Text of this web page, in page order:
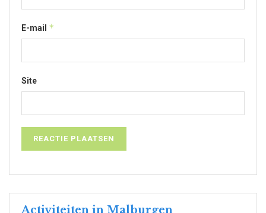
E-mail *
Site
Activiteiten in Malburgen